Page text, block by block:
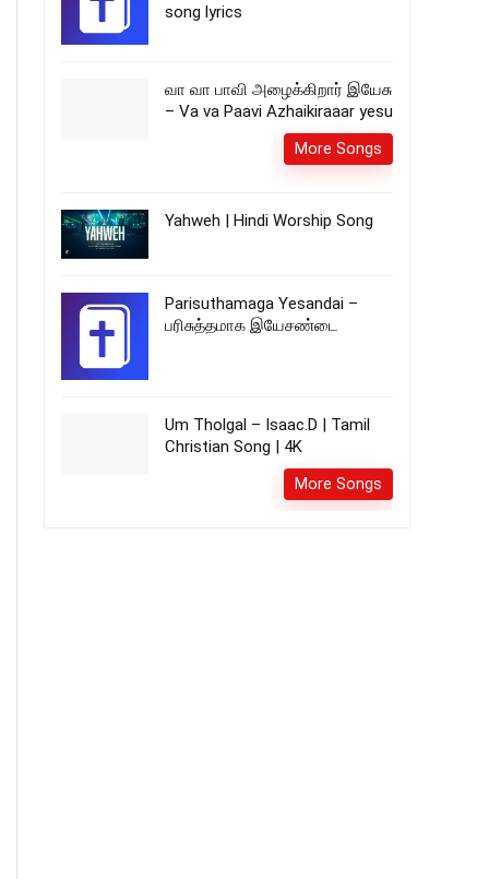
song lyrics
வா வா பாவி அழைக்கிறார் இயேசு
– Va va Paavi Azhaikiraaar yesu
More Songs
Yahweh | Hindi Worship Song
Parisuthamaga Yesandai –
பரிசுத்தமாக இயேசண்டை
Um Tholgal – Isaac.D | Tamil
Christian Song | 4K
More Songs